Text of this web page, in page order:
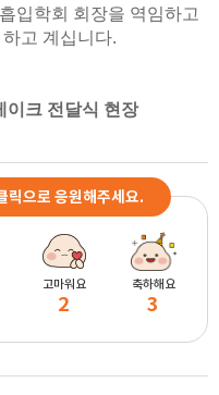
입학회 회장을 역임하고
고 계십니다.
이크 전달식 현장
릭으로 응원해주세요.
고마워요
2
축하해요
3